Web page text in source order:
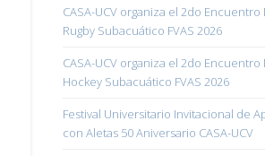
CASA-UCV organiza el 2do
Rugby Subacuático FVAS 2026
CASA-UCV organiza el 2do
Hockey Subacuático FVAS 2026
Festival Universitario Invitacional de
con Aletas 50 Aniversario CASA-UCV